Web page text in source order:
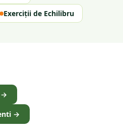
Exerciții de Echilibru
→
→